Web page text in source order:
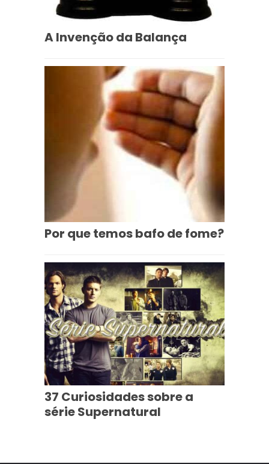
A Invenção da Balança
Por que temos bafo de fome?
37 Curiosidades sobre a
série Supernatural